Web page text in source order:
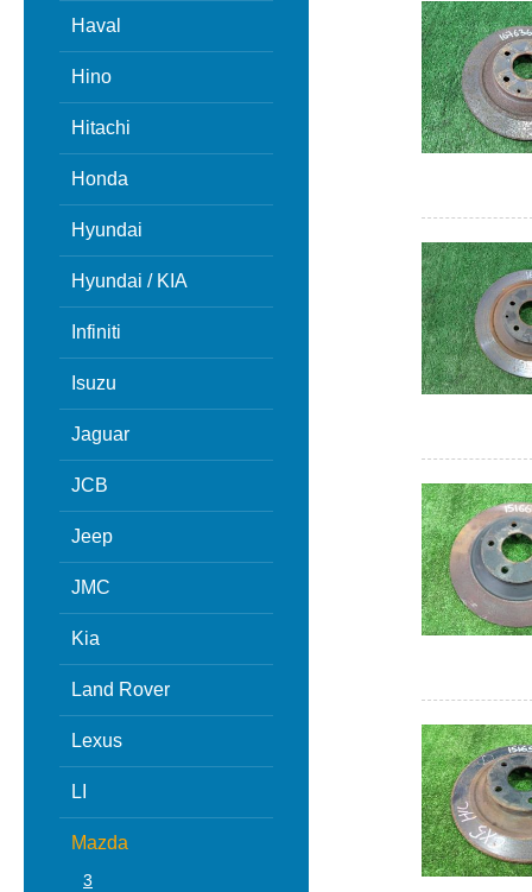
Haval
Hino
Hitachi
Honda
Hyundai
Hyundai / KIA
Infiniti
Isuzu
Jaguar
JCB
Jeep
JMC
Kia
Land Rover
Lexus
LI
Mazda
3